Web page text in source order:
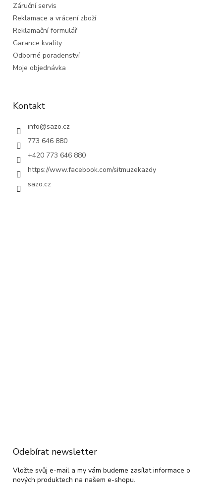
Záruční servis
Reklamace a vrácení zboží
Reklamační formulář
Garance kvality
Odborné poradenství
Moje objednávka
Kontakt
info@sazo.cz
773 646 880
+420 773 646 880
https://www.facebook.com/sitmuzekazdy
sazo.cz
Odebírat newsletter
Vložte svůj e-mail a my vám budeme zasílat informace o
nových produktech na našem e-shopu.